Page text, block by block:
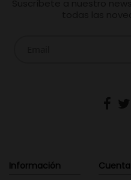
Información
Cuenta